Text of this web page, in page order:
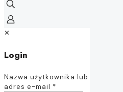
✕
Login
Nazwa użytkownika lub
adres e-mail *